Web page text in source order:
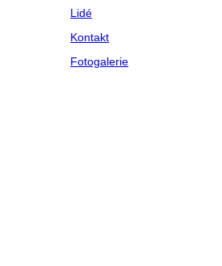
Lidé
Kontakt
Fotogalerie